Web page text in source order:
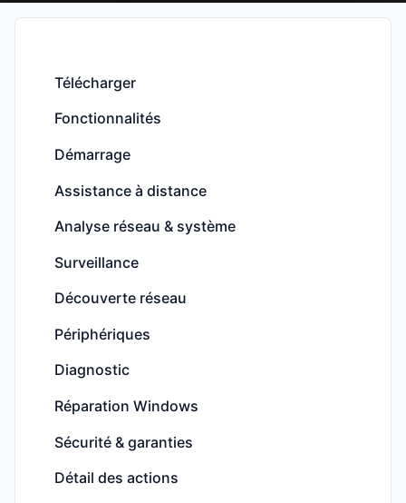
Télécharger
Fonctionnalités
Démarrage
Assistance à distance
Analyse réseau & système
Surveillance
Découverte réseau
Périphériques
Diagnostic
Réparation Windows
Sécurité & garanties
Détail des actions